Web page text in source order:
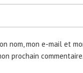
nom, mon e-mail et
prochain commentaire.